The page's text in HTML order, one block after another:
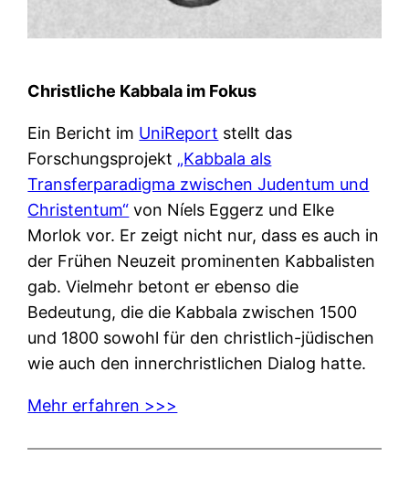
Christliche Kabbala im Fokus
Ein Bericht im UniReport stellt das
Forschungsprojekt „Kabbala als
Transferparadigma zwischen Judentum und
Christentum“ von Níels Eggerz und Elke
Morlok vor. Er zeigt nicht nur, dass es auch in
der Frühen Neuzeit prominenten Kabbalisten
gab. Vielmehr betont er ebenso die
Bedeutung, die die Kabbala zwischen 1500
und 1800 sowohl für den christlich-jüdischen
wie auch den innerchristlichen Dialog hatte.
Mehr erfahren >>>